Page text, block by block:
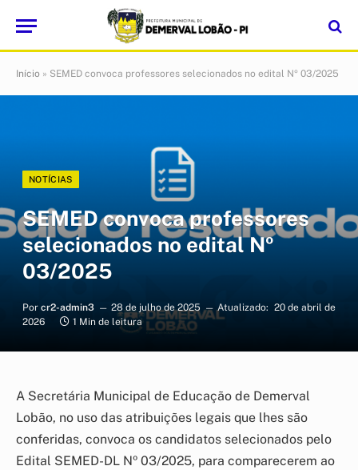
Início » SEMED convoca professores selecionados no edital Nº 03/2025
NOTÍCIAS
SEMED convoca professores
selecionados no edital Nº
03/2025
Por cr2-admin3 28 de julho de 2025 Atualizado: 20 de abril de
2026
1 Min de leitura
A Secretária Municipal de Educação de Demerval
Lobão, no uso das atribuições legais que lhes são
conferidas, convoca os candidatos selecionados pelo
Edital SEMED-DL Nº 03/2025, para comparecerem ao